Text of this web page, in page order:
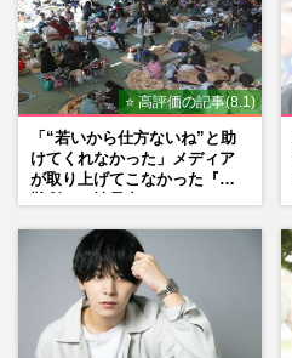
⭐ 高評価の記事(8.1)
「“若いから仕方ないね”と助
けてくれなかった」メディア
が取り上げてこなかった『避